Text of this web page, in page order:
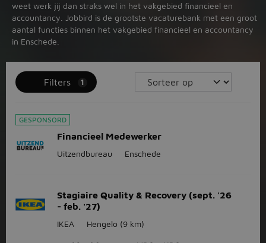
weet werk jij dan straks wel in het vakgebied financieel en
accountancy. Jobbird is de grootste vacaturebank met een groot
aantal functies binnen het vakgebied financieel en accountancy
in Enschede.
Filters 1
GESPONSORD
Financieel Medewerker
Uitzendbureau Enschede
Stagiaire Quality & Recovery (sept. '26
- feb. '27)
IKEA Hengelo (9 km)